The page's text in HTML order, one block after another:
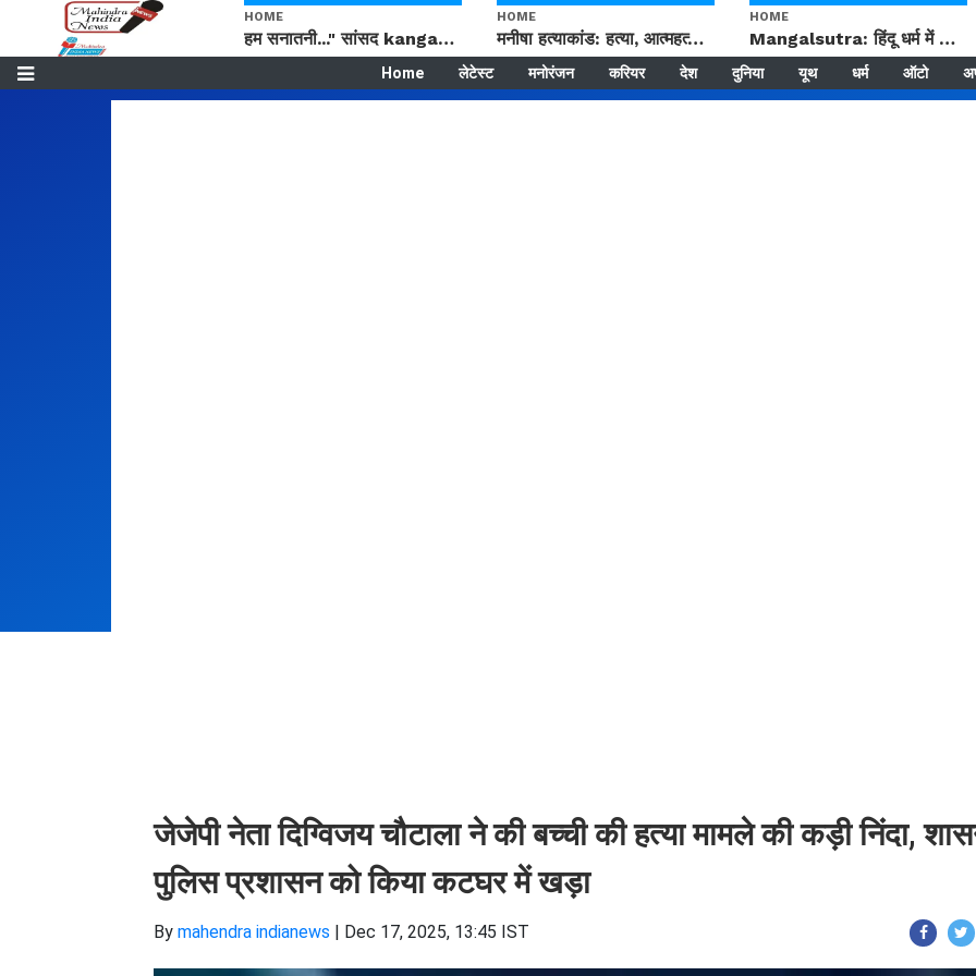
HOME
हम सनातनी..." सांसद kangana Ranaut से क्या बोली लड़की? Viral Jantar-Mantar | CJP protest
HOME
मनीषा हत्याकांड: हत्या, आत्महत्या या कोई बड़ा राज? | Full Story | Josh Haryana
HOME
Mangalsutra: हिंदू धर्म में शादी के बाद मंगलसूत्र क्यों पहनती है महिलाएं, किसने शुरु की ये परंपरा
Home लेटेस्ट मनोरंजन करियर देश दुनिया यूथ धर्म ऑटो
जेजेपी नेता दिग्विजय चौटाला ने की बच्ची की हत्या मामले की कड़ी निंदा,
पुलिस प्रशासन को किया कटघर में खड़ा
By mahendra indianews | Dec 17, 2025, 13:45 IST